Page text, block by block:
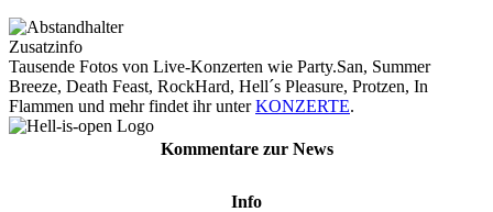
Zusatzinfo
Tausende Fotos von Live-Konzerten wie Party.San, Summer
Breeze, Death Feast, RockHard, Hell´s Pleasure, Protzen, In
Flammen und mehr findet ihr unterKONZERTE.
Kommentare zur News
Info